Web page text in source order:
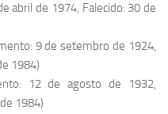
abril de 1974, Falecido: 30 de
9 de setembro de 1924,
1984)
12 de agosto de 1932,
1984)